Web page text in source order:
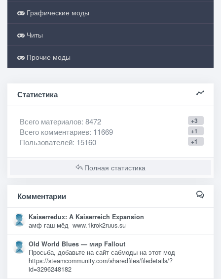
Графические моды
Читы
Прочие моды
Статистика
+3
Всего материалов: 8472
+1
Всего комментариев: 11669
+1
Пользователей: 15160
Полная статистика
Комментарии
Kaiserredux: A Kaiserreich Expansion
амф гаш мёд www.1krok2ruus.su
Old World Blues — мир Fallout
Просьба, добавьте на сайт сабмоды на этот мод
https://steamcommunity.com/sharedfiles/filedetails/?
id=3296248182